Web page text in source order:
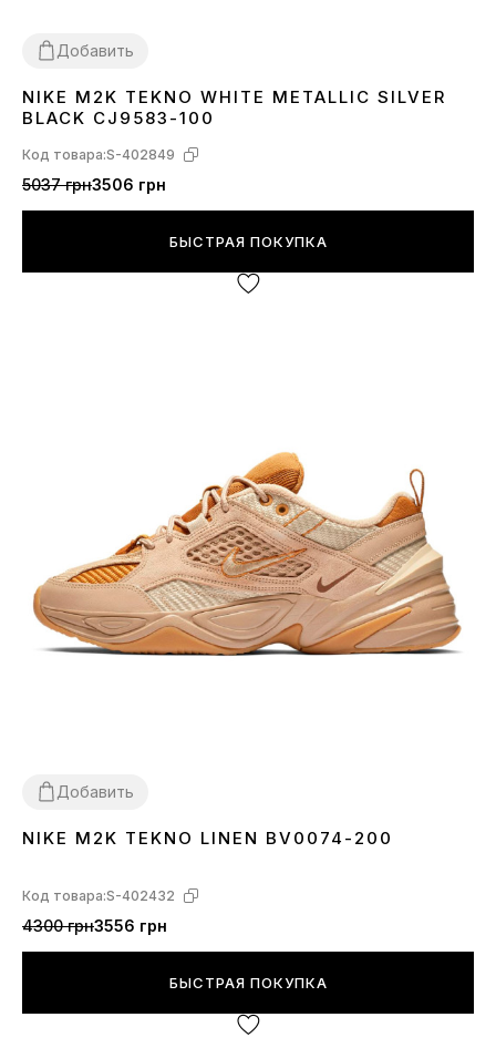
Добавить
3639 40 4142 43 4445
NIKE M2K TEKNO WHITE METALLIC SILVER
BLACK CJ9583-100
Код товара:S-402849
5037 грн3506 грн
БЫСТРАЯ ПОКУПКА
Добавить
3637 38 3940 41 4243
NIKE M2K TEKNO LINEN BV0074-200
Код товара:S-402432
4300 грн3556 грн
БЫСТРАЯ ПОКУПКА